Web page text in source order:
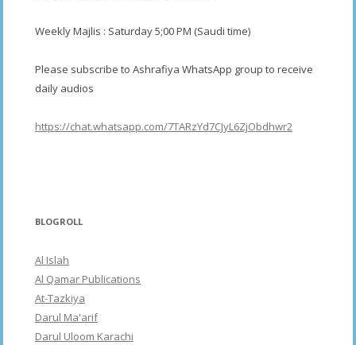
Weekly Majlis : Saturday 5;00 PM (Saudi time)
Please subscribe to Ashrafiya WhatsApp group to receive
daily audios
https://chat.whatsapp.com/7TARzYd7CJyL6ZjObdhwr2
BLOGROLL
Al Islah
Al Qamar Publications
At-Tazkiya
Darul Ma'arif
Darul Uloom Karachi